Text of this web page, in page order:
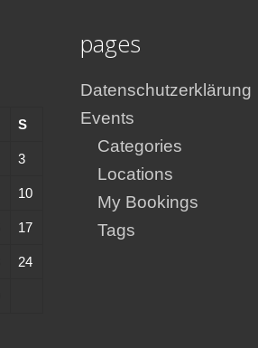
S
3
10
17
24
pages
Datenschutzerklärung
Events
Categories
Locations
My Bookings
Tags